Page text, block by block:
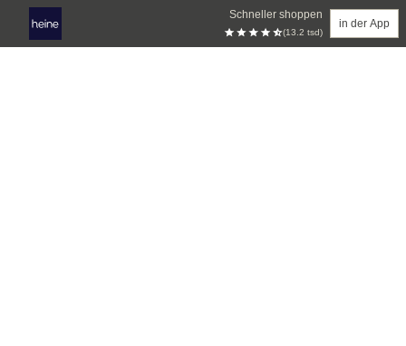
Schneller shoppen
(13.2 tsd)
in der App